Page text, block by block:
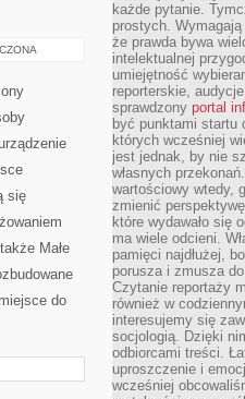
się
Małe
do
każde pytanie.
prostych.
że prawda bywa
intelektualnej
umiejętność
reporterskie,
sprawdzony portal
być punktami startu
których wcześniej
jest jednak, by nie
własnych
wartościowy wtedy,
zmienić
które wydawało się
ma wiele odcieni.
pamięci najdłużej,
porusza i zmusza
Czytanie reportaży
również w
interesujemy się
socjologią. Dzięki
odbiorcami treści.
uproszczenie i
wcześniej